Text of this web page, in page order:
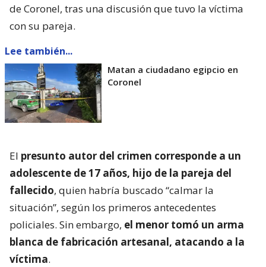
de Coronel, tras una discusión que tuvo la víctima
con su pareja.
Lee también...
Matan a ciudadano egipcio en
Coronel
El presunto autor del crimen corresponde a un
adolescente de 17 años, hijo de la pareja del
fallecido, quien habría buscado “calmar la
situación”, según los primeros antecedentes
policiales. Sin embargo, el menor tomó un arma
blanca de fabricación artesanal, atacando a la
víctima.